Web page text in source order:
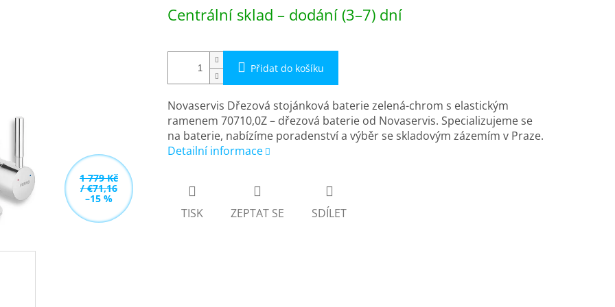
1 779 Kč
/ €71,16
–15 %
cena:
Centrální sklad – dodání (3–7) dní
Přidat do košíku
Novaservis Dřezová stojánková baterie zelená-chrom s elastickým
ramenem 70710,0Z – dřezová baterie od Novaservis. Specializujeme se
na baterie, nabízíme poradenství a výběr se skladovým zázemím v Praze.
Detailní informace
TISK ZEPTAT SE SDÍLET